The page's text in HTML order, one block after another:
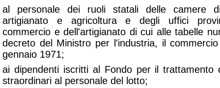
al personale dei ruoli statali delle camere
artigianato e agricoltura e degli uffici
commercio e dell'artigianato di cui alle tabelle
decreto del Ministro per l'industria, il
gennaio 1971;
ai dipendenti iscritti al Fondo per il trattamento
straordinari al personale del lotto;